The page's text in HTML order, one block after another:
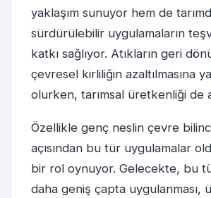
yaklaşım sunuyor hem de
sürdürülebilir uygulamaların
katkı sağlıyor. Atıkların geri
çevresel kirliliğin azaltılmasına
olurken, tarımsal üretkenliği de
Özellikle genç neslin çevre
açısından bu tür uygulamalar
bir rol oynuyor. Gelecekte, bu
daha geniş çapta uygulanması,